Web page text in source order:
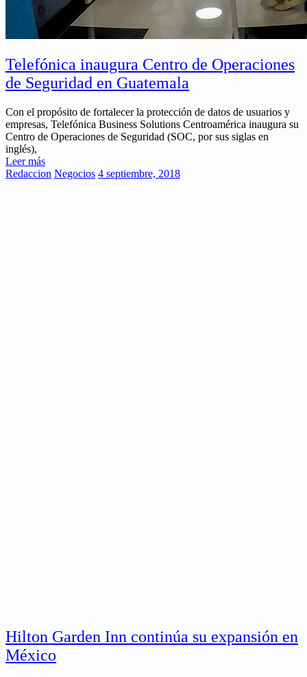
Telefónica inaugura Centro de Operaciones
de Seguridad en Guatemala
Con el propósito de fortalecer la protección de datos de usuarios y
empresas, Telefónica Business Solutions Centroamérica inaugura su
Centro de Operaciones de Seguridad (SOC, por sus siglas en
inglés),
Leer más
Redaccion Negocios 4 septiembre, 2018
Hilton Garden Inn continúa su expansión en
México